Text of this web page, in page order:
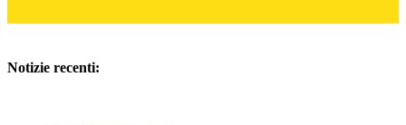
Notizie recenti: